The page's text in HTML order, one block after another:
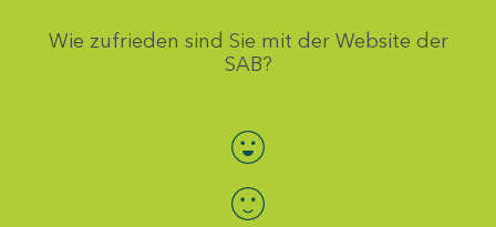
Wie zufrieden sind Sie mit der Website der
SAB?
Bewertung auswählen